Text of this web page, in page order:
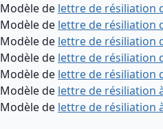
Modèle de lettre de résiliation
Modèle de lettre de résiliation
Modèle de lettre de résiliation
Modèle de lettre de résiliation
Modèle de lettre de résiliation
Modèle de lettre de résiliation
Modèle de lettre de résiliation